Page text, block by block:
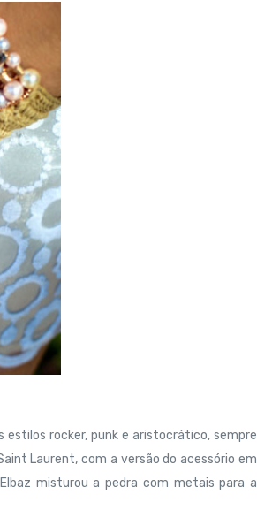
estilos rocker, punk e aristocrático, sempre
Laurent, com a versão do acessório em
misturou a pedra com metais para a